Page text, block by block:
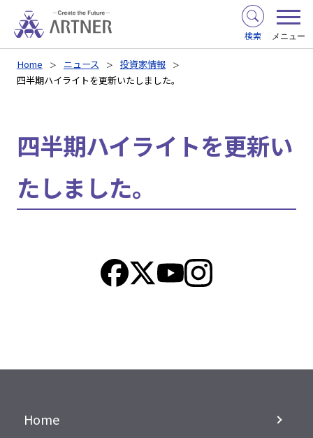
検索 メニュー
Home ニュース
投資家情報
四半期ハイライトを更新いたしました。
四半期ハイライトを更新い
たしました。
Home